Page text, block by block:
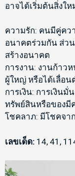
อาจได้เริ่มต้นสิ่งใ
ความรัก: คนมีคู่ค
อนาคตร่วมกัน ส่ว
สร้างอนาคต
การงาน: งานก้าว
ผู้ใหญ่ หรือได้เลื่อน
การเงิน: การเงินมั่
ทรัพย์สินหรือของมี
โชคลาภ: มีโชคจา
เลขเด็ด: 14, 41,